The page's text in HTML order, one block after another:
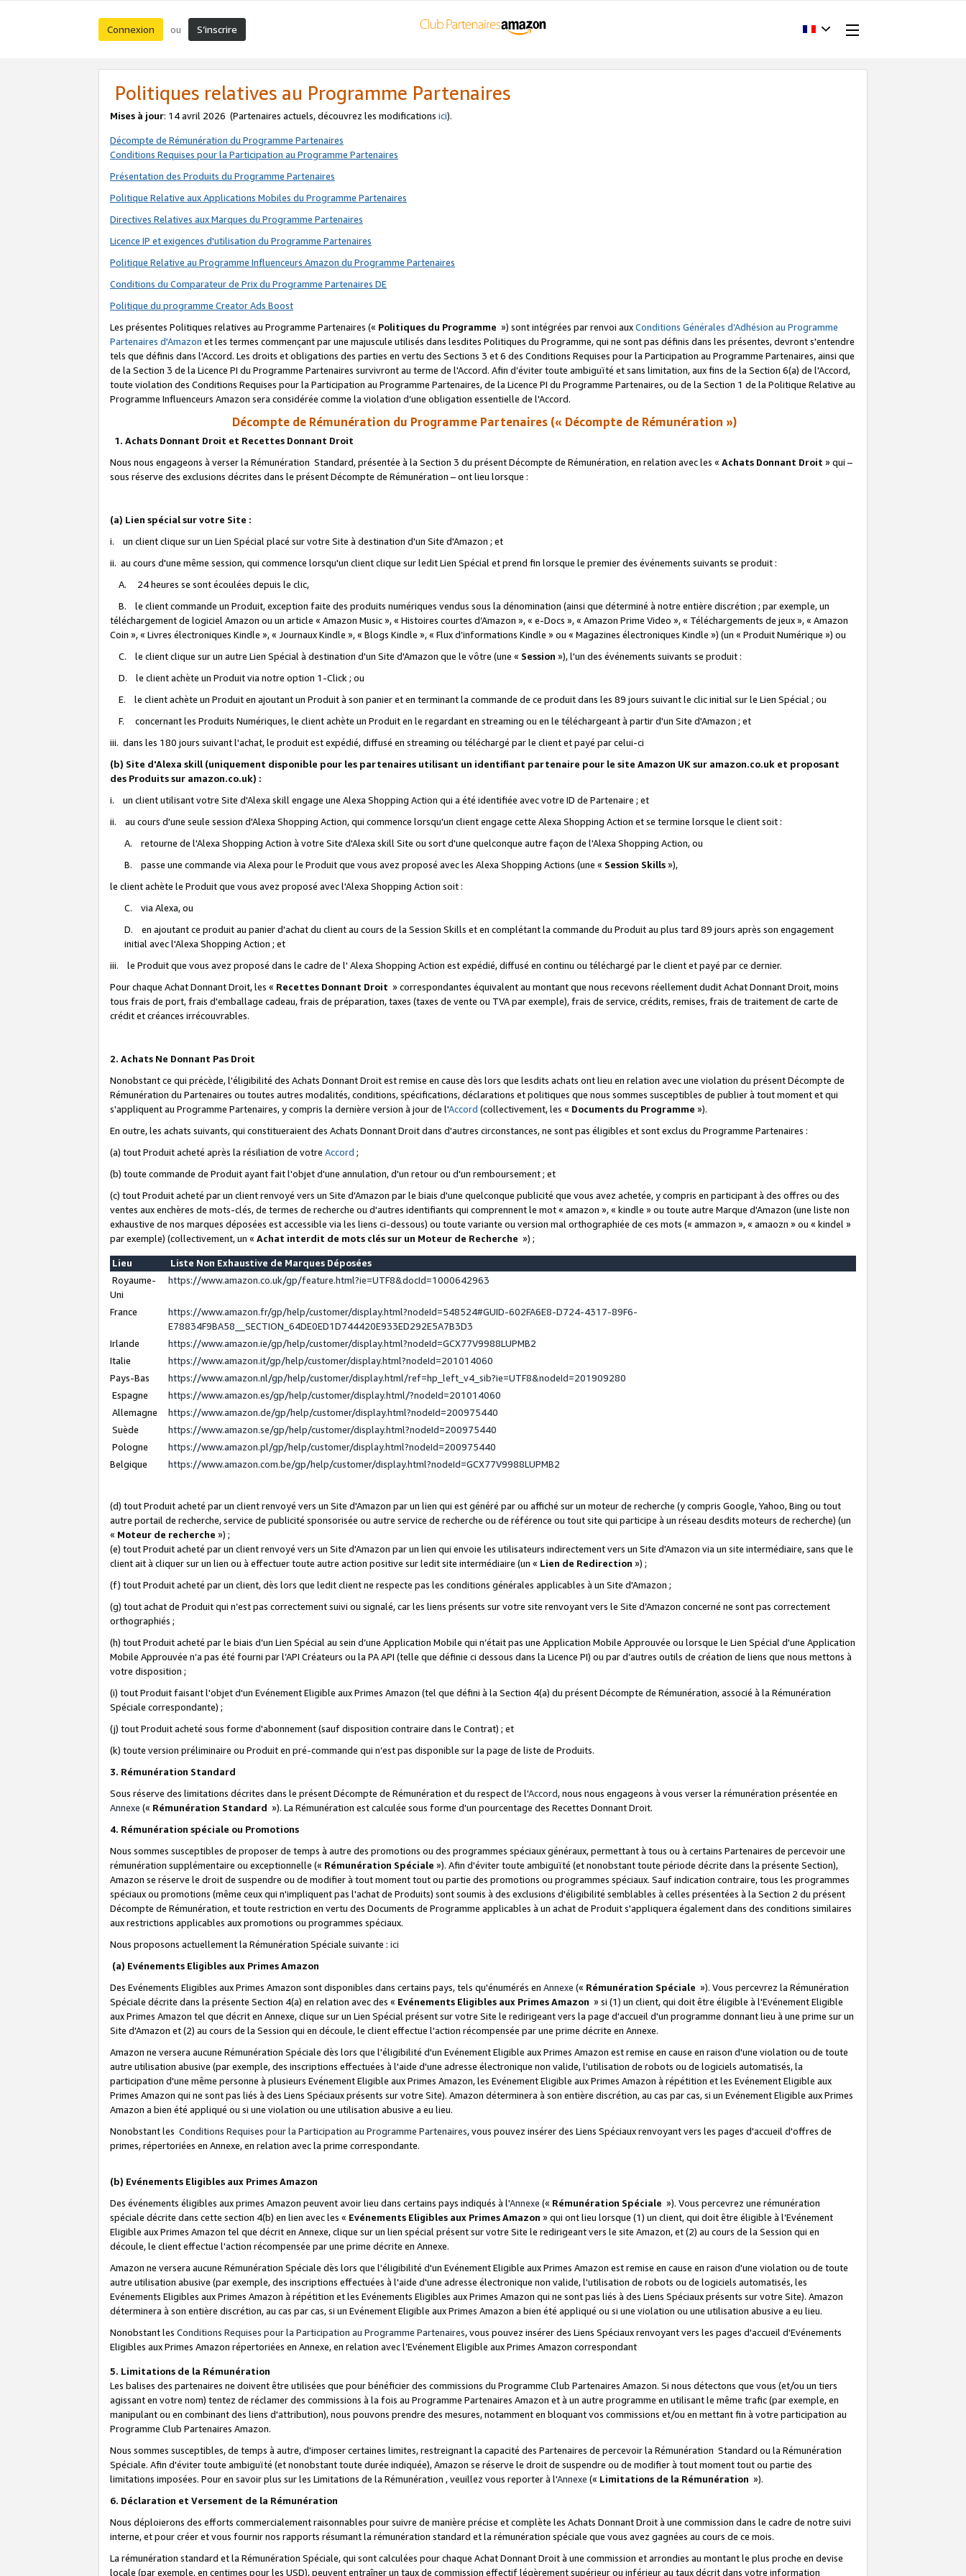
Connexion ou S’inscrire
Politiques relatives au Programme Partenaires
Mises à jour: 14 avril 2026 (Partenaires actuels, découvrez les modifications ici).
Décompte de Rémunération du Programme Partenaires
Conditions Requises pour la Participation au Programme Partenaires
Présentation des Produits du Programme Partenaires
Politique Relative aux Applications Mobiles du Programme Partenaires
Directives Relatives aux Marques du Programme Partenaires
Licence IP et exigences d'utilisation du Programme Partenaires
Politique Relative au Programme Influenceurs Amazon du Programme Partenaires
Conditions du Comparateur de Prix du Programme Partenaires DE
Politique du programme Creator Ads Boost
Les présentes Politiques relatives au Programme Partenaires (« Politiques du Programme ») sont intégrées par renvoi auxConditions Générales d’Adhésion au Programme
Partenaires d'Amazon et les termes commençant par une majuscule utilisés dans lesdites Politiques du Programme, qui ne sont pas définis dans les présentes, devront s'entendre
tels que définis dans l'Accord. Les droits et obligations des parties en vertu des Sections 3 et 6 des Conditions Requises pour la Participation au Programme Partenaires, ainsi que
de la Section 3 de la Licence PI du Programme Partenaires survivront au terme de l'Accord. Afin d’éviter toute ambiguïté et sans limitation, aux fins de la Section 6(a) de l'Accord,
toute violation des Conditions Requises pour la Participation au Programme Partenaires, de la Licence PI du Programme Partenaires, ou de la Section 1 de la Politique Relative au
Programme Influenceurs Amazon sera considérée comme la violation d’une obligation essentielle de l'Accord.
Décompte de Rémunération du Programme Partenaires (« Décompte de Rémunération »)
1. Achats Donnant Droit et Recettes Donnant Droit
Nous nous engageons à verser la Rémunération Standard, présentée à la Section 3 du présent Décompte de Rémunération, en relation avec les « Achats Donnant Droit » qui –
sous réserve des exclusions décrites dans le présent Décompte de Rémunération – ont lieu lorsque :
(a) Lien spécial sur votre Site :
i. un client clique sur un Lien Spécial placé sur votre Site à destination d'un Site d'Amazon ; et
ii. au cours d'une même session, qui commence lorsqu'un client clique sur ledit Lien Spécial et prend fin lorsque le premier des événements suivants se produit :
A. 24 heures se sont écoulées depuis le clic,
B. le client commande un Produit, exception faite des produits numériques vendus sous la dénomination (ainsi que déterminé à notre entière discrétion ; par exemple, un
téléchargement de logiciel Amazon ou un article « Amazon Music », « Histoires courtes d’Amazon », « e-Docs », « Amazon Prime Video », « Téléchargements de jeux », « Amazon
Coin », « Livres électroniques Kindle », « Journaux Kindle », « Blogs Kindle », « Flux d’informations Kindle » ou « Magazines électroniques Kindle ») (un « Produit Numérique ») ou
C. le client clique sur un autre Lien Spécial à destination d'un Site d'Amazon que le vôtre (une « Session »), l'un des événements suivants se produit :
D. le client achète un Produit via notre option 1-Click ; ou
E. le client achète un Produit en ajoutant un Produit à son panier et en terminant la commande de ce produit dans les 89 jours suivant le clic initial sur le Lien Spécial ; ou
F. concernant les Produits Numériques, le client achète un Produit en le regardant en streaming ou en le téléchargeant à partir d'un Site d'Amazon ; et
iii. dans les 180 jours suivant l'achat, le produit est expédié, diffusé en streaming ou téléchargé par le client et payé par celui-ci
(b) Site d'Alexa skill (uniquement disponible pour les partenaires utilisant un identifiant partenaire pour le site Amazon UK sur amazon.co.uk et proposant
des Produits sur amazon.co.uk) :
i. un client utilisant votre Site d'Alexa skill engage une Alexa Shopping Action qui a été identifiée avec votre ID de Partenaire ; et
ii. au cours d'une seule session d'Alexa Shopping Action, qui commence lorsqu'un client engage cette Alexa Shopping Action et se termine lorsque le client soit :
A. retourne de l'Alexa Shopping Action à votre Site d'Alexa skill Site ou sort d'une quelconque autre façon de l'Alexa Shopping Action, ou
B. passe une commande via Alexa pour le Produit que vous avez proposé avec les Alexa Shopping Actions (une « Session Skills»),
le client achète le Produit que vous avez proposé avec l'Alexa Shopping Action soit :
C. via Alexa, ou
D. en ajoutant ce produit au panier d'achat du client au cours de la Session Skills et en complétant la commande du Produit au plus tard 89 jours après son engagement
initial avec l'Alexa Shopping Action ; et
iii. le Produit que vous avez proposé dans le cadre de l' Alexa Shopping Action est expédié, diffusé en continu ou téléchargé par le client et payé par ce dernier.
Pour chaque Achat Donnant Droit, les « Recettes Donnant Droit » correspondantes équivalent au montant que nous recevons réellement dudit Achat Donnant Droit, moins
tous frais de port, frais d'emballage cadeau, frais de préparation, taxes (taxes de vente ou TVA par exemple), frais de service, crédits, remises, frais de traitement de carte de
crédit et créances irrécouvrables.
2. Achats Ne Donnant Pas Droit
Nonobstant ce qui précède, l'éligibilité des Achats Donnant Droit est remise en cause dès lors que lesdits achats ont lieu en relation avec une violation du présent Décompte de
Rémunération du Partenaires ou toutes autres modalités, conditions, spécifications, déclarations et politiques que nous sommes susceptibles de publier à tout moment et qui
s'appliquent au Programme Partenaires, y compris la dernière version à jour de l'Accord (collectivement, les « Documents du Programme »).
En outre, les achats suivants, qui constitueraient des Achats Donnant Droit dans d'autres circonstances, ne sont pas éligibles et sont exclus du Programme Partenaires :
(a) tout Produit acheté après la résiliation de votre Accord ;
(b) toute commande de Produit ayant fait l'objet d'une annulation, d'un retour ou d'un remboursement ; et
(c) tout Produit acheté par un client renvoyé vers un Site d'Amazon par le biais d'une quelconque publicité que vous avez achetée, y compris en participant à des offres ou des
ventes aux enchères de mots-clés, de termes de recherche ou d'autres identifiants qui comprennent le mot « amazon », « kindle » ou toute autre Marque d'Amazon (une liste non
exhaustive de nos marques déposées est accessible via les liens ci-dessous) ou toute variante ou version mal orthographiée de ces mots (« ammazon », « amaozn » ou « kindel »
par exemple) (collectivement, un « Achat interdit de mots clés sur un Moteur de Recherche ») ;
Lieu
Liste Non Exhaustive de Marques Déposées
Royaume-
Uni
https://www.amazon.co.uk/gp/feature.html?ie=UTF8&docId=1000642963
France
https://www.amazon.fr/gp/help/customer/display.html?nodeId=548524#GUID-602FA6E8-D724-4317-89F6-
E78834F9BA58__SECTION_64DE0ED1D744420E933ED292E5A7B3D3
Irlande
https://www.amazon.ie/gp/help/customer/display.html?nodeId=GCX77V9988LUPMB2
Italie
https://www.amazon.it/gp/help/customer/display.html?nodeId=201014060
Pays-Bas
https://www.amazon.nl/gp/help/customer/display.html/ref=hp_left_v4_sib?ie=UTF8&nodeId=201909280
Espagne
https://www.amazon.es/gp/help/customer/display.html/?nodeId=201014060
Allemagne
https://www.amazon.de/gp/help/customer/display.html?nodeId=200975440
Suède
https://www.amazon.se/gp/help/customer/display.html?nodeId=200975440
Pologne
https://www.amazon.pl/gp/help/customer/display.html?nodeId=200975440
Belgique
https://www.amazon.com.be/gp/help/customer/display.html?nodeId=GCX77V9988LUPMB2
(d) tout Produit acheté par un client renvoyé vers un Site d'Amazon par un lien qui est généré par ou affiché sur un moteur de recherche (y compris Google, Yahoo, Bing ou tout
autre portail de recherche, service de publicité sponsorisée ou autre service de recherche ou de référence ou tout site qui participe à un réseau desdits moteurs de recherche) (un
« Moteur de recherche ») ;
(e) tout Produit acheté par un client renvoyé vers un Site d'Amazon par un lien qui envoie les utilisateurs indirectement vers un Site d'Amazon via un site intermédiaire, sans que le
client ait à cliquer sur un lien ou à effectuer toute autre action positive sur ledit site intermédiaire (un « Lien de Redirection ») ;
(f) tout Produit acheté par un client, dès lors que ledit client ne respecte pas les conditions générales applicables à un Site d'Amazon ;
(g) tout achat de Produit qui n’est pas correctement suivi ou signalé, car les liens présents sur votre site renvoyant vers le Site d’Amazon concerné ne sont pas correctement
orthographiés ;
(h) tout Produit acheté par le biais d’un Lien Spécial au sein d’une Application Mobile qui n’était pas une Application Mobile Approuvée ou lorsque le Lien Spécial d'une Application
Mobile Approuvée n’a pas été fourni par l’API Créateurs ou la PA API (telle que définie ci dessous dans la Licence PI) ou par d’autres outils de création de liens que nous mettons à
votre disposition ;
(i) tout Produit faisant l'objet d'un Evénement Eligible aux Primes Amazon (tel que défini à la Section 4(a) du présent Décompte de Rémunération, associé à la Rémunération
Spéciale correspondante) ;
(j) tout Produit acheté sous forme d'abonnement (sauf disposition contraire dans le Contrat) ; et
(k) toute version préliminaire ou Produit en pré-commande qui n’est pas disponible sur la page de liste de Produits.
3. Rémunération Standard
Sous réserve des limitations décrites dans le présent Décompte de Rémunération et du respect de l'Accord, nous nous engageons à vous verser la rémunération présentée en
Annexe (« Rémunération Standard »). La Rémunération est calculée sous forme d'un pourcentage des Recettes Donnant Droit.
4. Rémunération spéciale ou Promotions
Nous sommes susceptibles de proposer de temps à autre des promotions ou des programmes spéciaux généraux, permettant à tous ou à certains Partenaires de percevoir une
rémunération supplémentaire ou exceptionnelle (« Rémunération Spéciale »). Afin d'éviter toute ambiguïté (et nonobstant toute période décrite dans la présente Section),
Amazon se réserve le droit de suspendre ou de modifier à tout moment tout ou partie des promotions ou programmes spéciaux. Sauf indication contraire, tous les programmes
spéciaux ou promotions (même ceux qui n'impliquent pas l'achat de Produits) sont soumis à des exclusions d'éligibilité semblables à celles présentées à la Section 2 du présent
Décompte de Rémunération, et toute restriction en vertu des Documents de Programme applicables à un achat de Produit s'appliquera également dans des conditions similaires
aux restrictions applicables aux promotions ou programmes spéciaux.
Nous proposons actuellement la Rémunération Spéciale suivante : ici
(a) Evénements Eligibles aux Primes Amazon
Des Evénements Eligibles aux Primes Amazon sont disponibles dans certains pays, tels qu'énumérés en Annexe (« Rémunération Spéciale »). Vous percevrez la Rémunération
Spéciale décrite dans la présente Section 4(a) en relation avec des « Evénements Eligibles aux Primes Amazon » si (1) un client, qui doit être éligible à l'Evénement Eligible
aux Primes Amazon tel que décrit en Annexe, clique sur un Lien Spécial présent sur votre Site le redirigeant vers la page d'accueil d'un programme donnant lieu à une prime sur un
Site d'Amazon et (2) au cours de la Session qui en découle, le client effectue l'action récompensée par une prime décrite en Annexe.
Amazon ne versera aucune Rémunération Spéciale dès lors que l'éligibilité d'un Evénement Eligible aux Primes Amazon est remise en cause en raison d'une violation ou de toute
autre utilisation abusive (par exemple, des inscriptions effectuées à l'aide d'une adresse électronique non valide, l'utilisation de robots ou de logiciels automatisés, la
participation d'une même personne à plusieurs Evénement Eligible aux Primes Amazon, les Evénement Eligible aux Primes Amazon à répétition et les Evénement Eligible aux
Primes Amazon qui ne sont pas liés à des Liens Spéciaux présents sur votre Site). Amazon déterminera à son entière discrétion, au cas par cas, si un Evénement Eligible aux Primes
Amazon a bien été appliqué ou si une violation ou une utilisation abusive a eu lieu.
Nonobstant les Conditions Requises pour la Participation au Programme Partenaires, vous pouvez insérer des Liens Spéciaux renvoyant vers les pages d'accueil d'offres de
primes, répertoriées en Annexe, en relation avec la prime correspondante.
(b) Evénements Eligibles aux Primes Amazon
Des événements éligibles aux primes Amazon peuvent avoir lieu dans certains pays indiqués à l'Annexe (« Rémunération Spéciale »). Vous percevrez une rémunération
spéciale décrite dans cette section 4(b) en lien avec les « Evénements Eligibles aux Primes Amazon » qui ont lieu lorsque (1) un client, qui doit être éligible à l’Evénement
Eligible aux Primes Amazon tel que décrit en Annexe, clique sur un lien spécial présent sur votre Site le redirigeant vers le site Amazon, et (2) au cours de la Session qui en
découle, le client effectue l'action récompensée par une prime décrite en Annexe.
Amazon ne versera aucune Rémunération Spéciale dès lors que l'éligibilité d'un Evénement Eligible aux Primes Amazon est remise en cause en raison d'une violation ou de toute
autre utilisation abusive (par exemple, des inscriptions effectuées à l'aide d'une adresse électronique non valide, l'utilisation de robots ou de logiciels automatisés, les
Evénements Eligibles aux Primes Amazon à répétition et les Evénements Eligibles aux Primes Amazon qui ne sont pas liés à des Liens Spéciaux présents sur votre Site). Amazon
déterminera à son entière discrétion, au cas par cas, si un Evénement Eligible aux Primes Amazon a bien été appliqué ou si une violation ou une utilisation abusive a eu lieu.
Nonobstant les Conditions Requises pour la Participation au Programme Partenaires, vous pouvez insérer des Liens Spéciaux renvoyant vers les pages d'accueil d'Evénements
Eligibles aux Primes Amazon répertoriées en Annexe, en relation avec l’Evénement Eligible aux Primes Amazon correspondant
5. Limitations de la Rémunération
Les balises des partenaires ne doivent être utilisées que pour bénéficier des commissions du Programme Club Partenaires Amazon. Si nous détectons que vous (et/ou un tiers
agissant en votre nom) tentez de réclamer des commissions à la fois au Programme Partenaires Amazon et à un autre programme en utilisant le même trafic (par exemple, en
manipulant ou en combinant des liens d'attribution), nous pouvons prendre des mesures, notamment en bloquant vos commissions et/ou en mettant fin à votre participation au
Programme Club Partenaires Amazon.
Nous sommes susceptibles, de temps à autre, d'imposer certaines limites, restreignant la capacité des Partenaires de percevoir la Rémunération Standard ou la Rémunération
Spéciale. Afin d'éviter toute ambiguïté (et nonobstant toute durée indiquée), Amazon se réserve le droit de suspendre ou de modifier à tout moment tout ou partie des
limitations imposées. Pour en savoir plus sur les Limitations de la Rémunération , veuillez vous reporter à l'Annexe (« Limitations de la Rémunération »).
6. Déclaration et Versement de la Rémunération
Nous déploierons des efforts commercialement raisonnables pour suivre de manière précise et complète les Achats Donnant Droit à une commission dans le cadre de notre suivi
interne, et pour créer et vous fournir nos rapports résumant la rémunération standard et la rémunération spéciale que vous avez gagnées au cours de ce mois.
La rémunération standard et la Rémunération Spéciale, qui sont calculées pour chaque Achat Donnant Droit à une commission et arrondies au montant le plus proche en devise
locale (par exemple, en centimes pour les USD), peuvent entraîner un taux de commission effectif légèrement supérieur ou inférieur au taux décrit dans votre information